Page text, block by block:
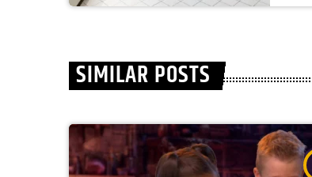
SIMILAR POSTS